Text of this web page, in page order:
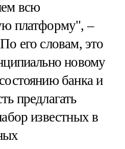
всю
платформу", –
его словам, это
новому
банка и
предлагать
известных в